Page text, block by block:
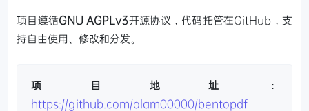
项目遵循GNU AGPLv3开源协议，代码托管在GitHub，支
持自由使用、修改和分发。
项目地址
：
https://github.com/alam00000/bentopdf